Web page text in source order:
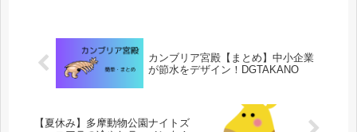
カンブリア宮殿【まとめ】中小企業
が節水をデザイン！DGTAKANO
【夏休み】多摩動物公園ナイトズ